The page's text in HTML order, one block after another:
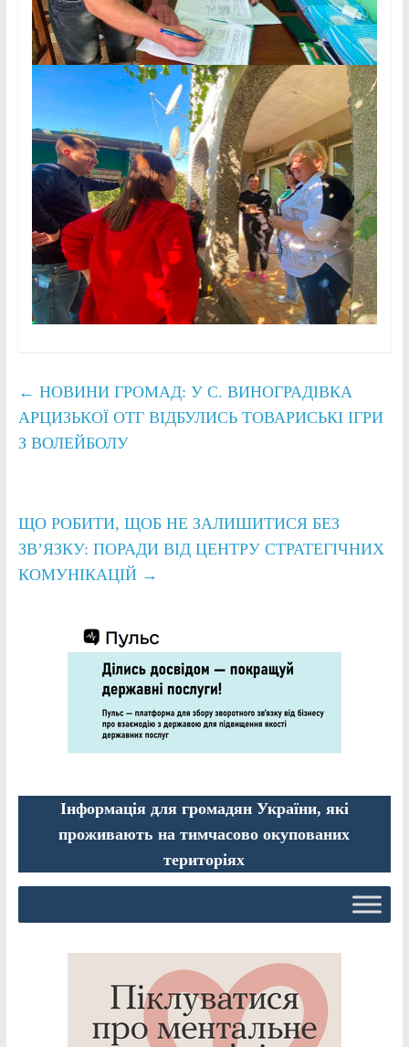
← НОВИНИ ГРОМАД: У С. ВИНОГРАДІВКА
АРЦИЗЬКОЇ ОТГ ВІДБУЛИСЬ ТОВАРИСЬКІ ІГРИ
З ВОЛЕЙБОЛУ
ЩО РОБИТИ, ЩОБ НЕ ЗАЛИШИТИСЯ БЕЗ
ЗВ’ЯЗКУ: ПОРАДИ ВІД ЦЕНТРУ СТРАТЕГІЧНИХ
КОМУНІКАЦІЙ →
Інформація для громадян України, які
проживають на тимчасово окупованих
територіях